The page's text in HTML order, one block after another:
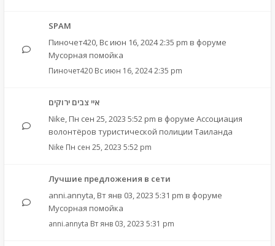
SPAM
Пиночет420, Вс июн 16, 2024 2:35 pm в форуме
Мусорная помойка
Пиночет420 Вс июн 16, 2024 2:35 pm
איי צבים ירוקים
Nike, Пн сен 25, 2023 5:52 pm в форуме Ассоциация
волонтёров туристической полиции Таиланда
Nike Пн сен 25, 2023 5:52 pm
Лучшие предложения в сети
anni.annyta, Вт янв 03, 2023 5:31 pm в форуме
Мусорная помойка
anni.annyta Вт янв 03, 2023 5:31 pm